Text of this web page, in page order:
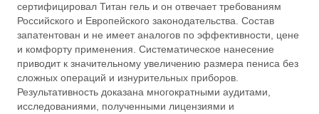
сертифицировал Титан гель и он отвечает требованиям
Российского и Европейского законодательства. Состав
запатентован и не имеет аналогов по эффективности, цене
и комфорту применения. Систематическое нанесение
приводит к значительному увеличению размера пениса без
сложных операций и изнурительных приборов.
Результативность доказана многократными аудитами,
исследованиями, полученными лицензиями и